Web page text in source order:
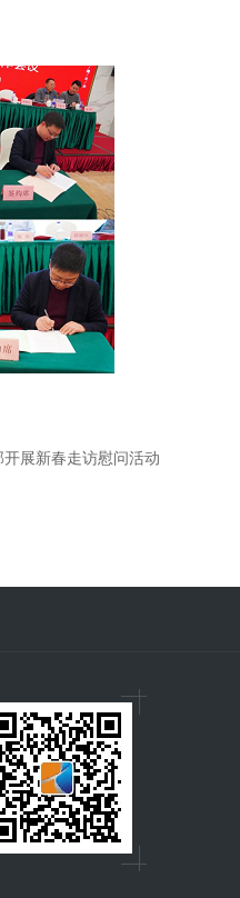
展新春走访慰问活动